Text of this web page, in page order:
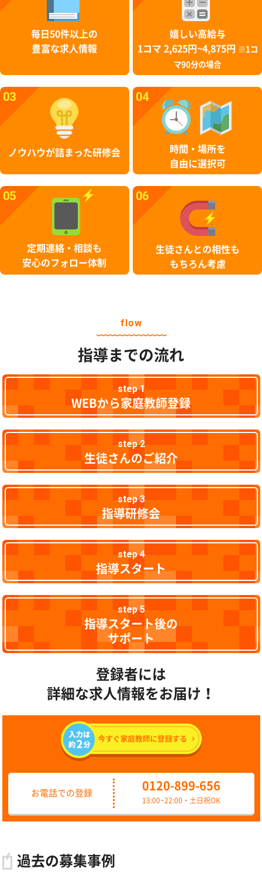
毎日50件以上の
豊富な求人情報
嬉しい高給与
1コマ 2,625円~4,875円
※1コ
マ90分の場合
03
ノウハウが詰まった研修会
04
時間・場所を
自由に選択可
05
定期連絡・相談も
安心のフォロー体制
06
生徒さんとの相性も
もちろん考慮
flow
指導までの流れ
step 1
WEBから家庭教師登録
step 2
生徒さんのご紹介
step 3
指導研修会
step 4
指導スタート
step 5
指導スタート後の
サポート
登録者には
詳細な求人情報をお届け！
お電話での登録
0120-899-656
13:00~22:00・土日祝OK
過去の募集事例